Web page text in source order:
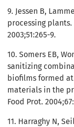
9. Jessen B,
processing
2003;51:265-9.
10. Somers EB,
sanitizing
biofilms formed
materials in the
Food Prot.
11. Harraghy N,